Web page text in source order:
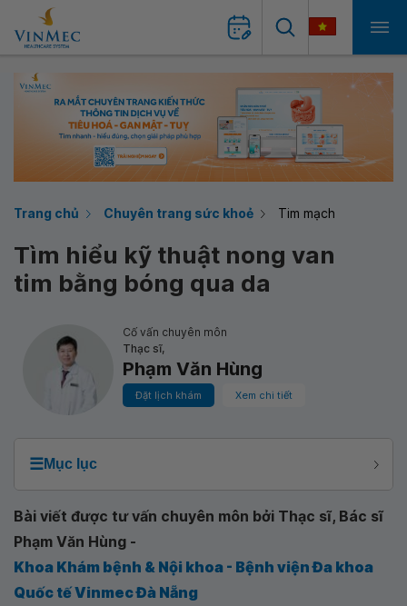
Trang chủ Chuyên trang sức khoẻ Tim mạch
Tìm hiểu kỹ thuật nong van
tim bằng bóng qua da
Cố vấn chuyên môn
Thạc sĩ,
Phạm Văn Hùng
Đặt lịch khám Xem chi tiết
☰Mục lục
Bài viết được tư vấn chuyên môn bởi Thạc sĩ, Bác sĩ
Phạm Văn Hùng -
Khoa Khám bệnh & Nội khoa - Bệnh viện Đa khoa
Quốc tế Vinmec Đà Nẵng